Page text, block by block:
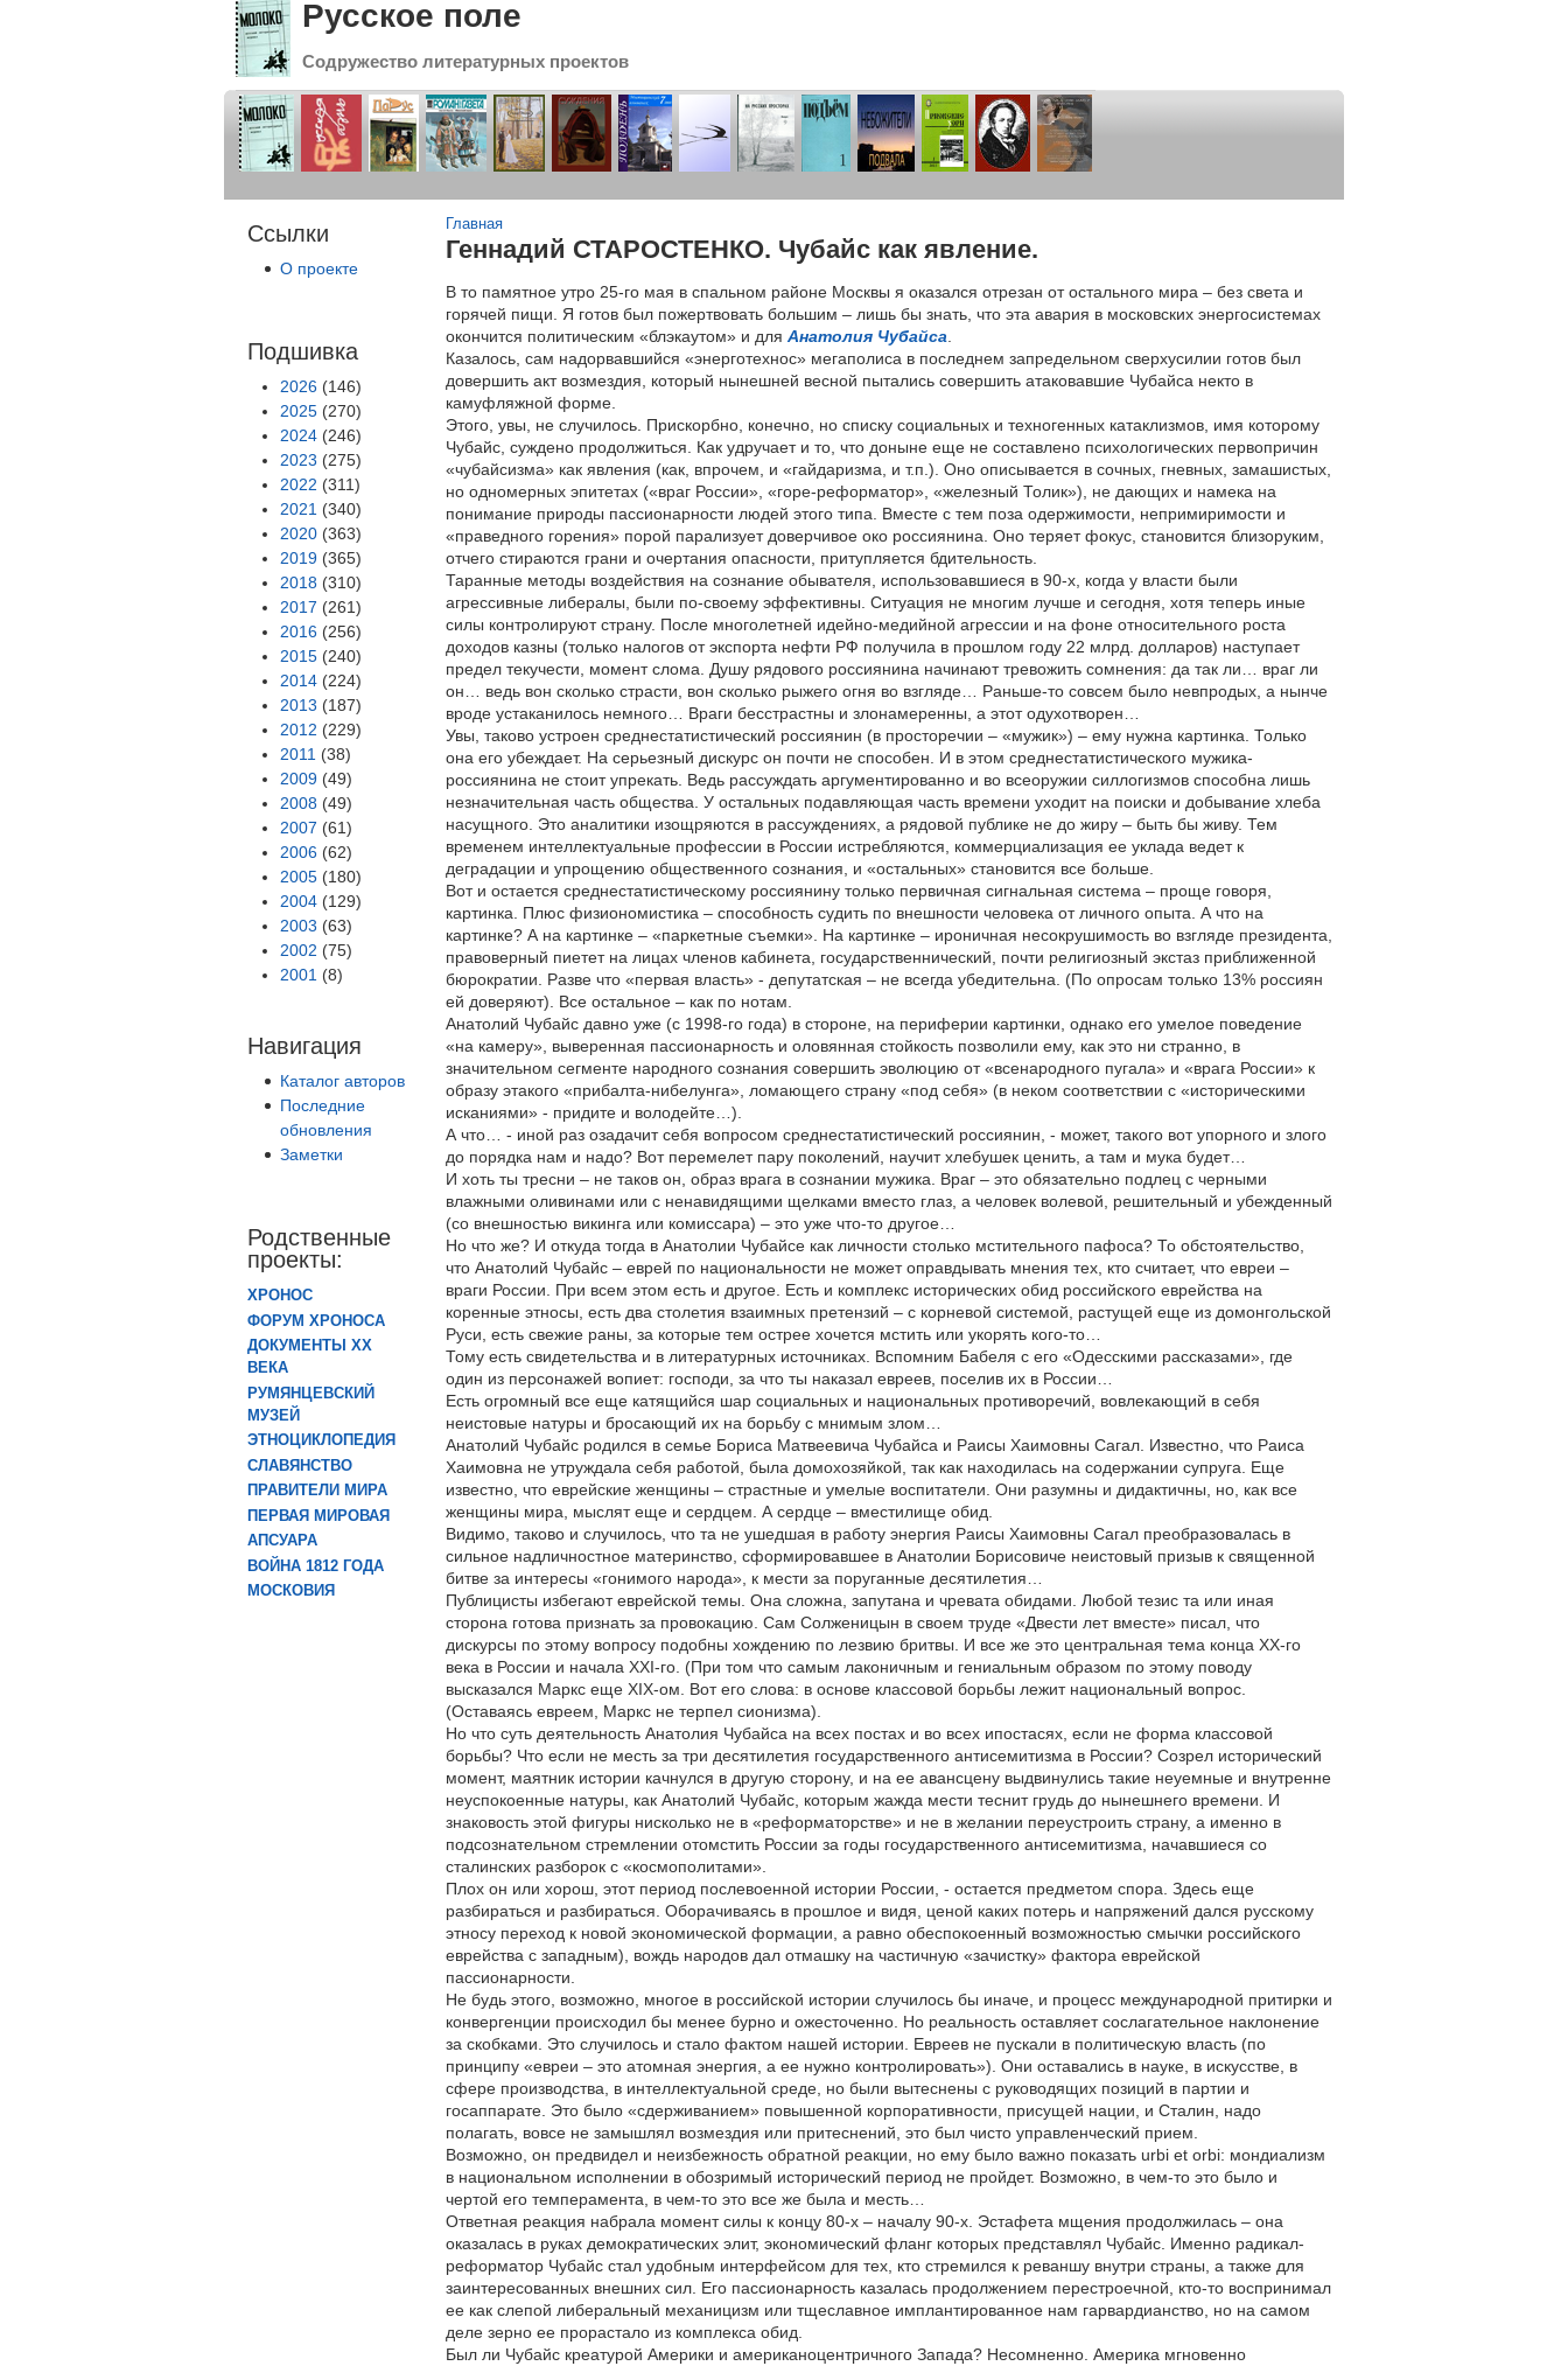
Русское поле
Содружество литературных проектов
Ссылки
О проекте
Подшивка
2026 (146)
2025 (270)
2024 (246)
2023 (275)
2022 (311)
2021 (340)
2020 (363)
2019 (365)
2018 (310)
2017 (261)
2016 (256)
2015 (240)
2014 (224)
2013 (187)
2012 (229)
2011 (38)
2009 (49)
2008 (49)
2007 (61)
2006 (62)
2005 (180)
2004 (129)
2003 (63)
2002 (75)
2001 (8)
Навигация
Каталог авторов
Последние
обновления
Заметки
Родственные
проекты:
ХРОНОС
ФОРУМ ХРОНОСА
ДОКУМЕНТЫ XX
ВЕКА
РУМЯНЦЕВСКИЙ
МУЗЕЙ
ЭТНОЦИКЛОПЕДИЯ
СЛАВЯНСТВО
ПРАВИТЕЛИ МИРА
ПЕРВАЯ МИРОВАЯ
АПСУАРА
ВОЙНА 1812 ГОДА
МОСКОВИЯ
Вы здесь
Главная
Геннадий СТАРОСТЕНКО. Чубайс как явление.
В то памятное утро 25-го мая в спальном районе Москвы я оказался отрезан от остального мира – без света и
горячей пищи. Я готов был пожертвовать большим – лишь бы знать, что эта авария в московских энергосистемах
окончится политическим «блэкаутом» и для Анатолия Чубайса.
Казалось, сам надорвавшийся «энерготехнос» мегаполиса в последнем запредельном сверхусилии готов был
довершить акт возмездия, который нынешней весной пытались совершить атаковавшие Чубайса некто в
камуфляжной форме.
Этого, увы, не случилось. Прискорбно, конечно, но списку социальных и техногенных катаклизмов, имя которому
Чубайс, суждено продолжиться. Как удручает и то, что доныне еще не составлено психологических первопричин
«чубайсизма» как явления (как, впрочем, и «гайдаризма, и т.п.). Оно описывается в сочных, гневных, замашистых,
но одномерных эпитетах («враг России», «горе-реформатор», «железный Толик»), не дающих и намека на
понимание природы пассионарности людей этого типа. Вместе с тем поза одержимости, непримиримости и
«праведного горения» порой парализует доверчивое око россиянина. Оно теряет фокус, становится близоруким,
отчего стираются грани и очертания опасности, притупляется бдительность.
Таранные методы воздействия на сознание обывателя, использовавшиеся в 90-х, когда у власти были
агрессивные либералы, были по-своему эффективны. Ситуация не многим лучше и сегодня, хотя теперь иные
силы контролируют страну. После многолетней идейно-медийной агрессии и на фоне относительного роста
доходов казны (только налогов от экспорта нефти РФ получила в прошлом году 22 млрд. долларов) наступает
предел текучести, момент слома. Душу рядового россиянина начинают тревожить сомнения: да так ли… враг ли
он… ведь вон сколько страсти, вон сколько рыжего огня во взгляде… Раньше-то совсем было невпродых, а нынче
вроде устаканилось немного… Враги бесстрастны и злонамеренны, а этот одухотворен…
Увы, таково устроен среднестатистический россиянин (в просторечии – «мужик») – ему нужна картинка. Только
она его убеждает. На серьезный дискурс он почти не способен. И в этом среднестатистического мужика-
россиянина не стоит упрекать. Ведь рассуждать аргументированно и во всеоружии силлогизмов способна лишь
незначительная часть общества. У остальных подавляющая часть времени уходит на поиски и добывание хлеба
насущного. Это аналитики изощряются в рассуждениях, а рядовой публике не до жиру – быть бы живу. Тем
временем интеллектуальные профессии в России истребляются, коммерциализация ее уклада ведет к
деградации и упрощению общественного сознания, и «остальных» становится все больше.
Вот и остается среднестатистическому россиянину только первичная сигнальная система – проще говоря,
картинка. Плюс физиономистика – способность судить по внешности человека от личного опыта. А что на
картинке? А на картинке – «паркетные съемки». На картинке – ироничная несокрушимость во взгляде президента,
правоверный пиетет на лицах членов кабинета, государственнический, почти религиозный экстаз приближенной
бюрократии. Разве что «первая власть» - депутатская – не всегда убедительна. (По опросам только 13% россиян
ей доверяют). Все остальное – как по нотам.
Анатолий Чубайс давно уже (с 1998-го года) в стороне, на периферии картинки, однако его умелое поведение
«на камеру», выверенная пассионарность и оловянная стойкость позволили ему, как это ни странно, в
значительном сегменте народного сознания совершить эволюцию от «всенародного пугала» и «врага России» к
образу этакого «прибалта-нибелунга», ломающего страну «под себя» (в неком соответствии с «историческими
исканиями» - придите и володейте…).
А что… - иной раз озадачит себя вопросом среднестатистический россиянин, - может, такого вот упорного и злого
до порядка нам и надо? Вот перемелет пару поколений, научит хлебушек ценить, а там и мука будет…
И хоть ты тресни – не таков он, образ врага в сознании мужика. Враг – это обязательно подлец с черными
влажными оливинами или с ненавидящими щелками вместо глаз, а человек волевой, решительный и убежденный
(со внешностью викинга или комиссара) – это уже что-то другое…
Но что же? И откуда тогда в Анатолии Чубайсе как личности столько мстительного пафоса? То обстоятельство,
что Анатолий Чубайс – еврей по национальности не может оправдывать мнения тех, кто считает, что евреи –
враги России. При всем этом есть и другое. Есть и комплекс исторических обид российского еврейства на
коренные этносы, есть два столетия взаимных претензий – с корневой системой, растущей еще из домонгольской
Руси, есть свежие раны, за которые тем острее хочется мстить или укорять кого-то…
Тому есть свидетельства и в литературных источниках. Вспомним Бабеля с его «Одесскими рассказами», где
один из персонажей вопиет: господи, за что ты наказал евреев, поселив их в России…
Есть огромный все еще катящийся шар социальных и национальных противоречий, вовлекающий в себя
неистовые натуры и бросающий их на борьбу с мнимым злом…
Анатолий Чубайс родился в семье Бориса Матвеевича Чубайса и Раисы Хаимовны Сагал. Известно, что Раиса
Хаимовна не утруждала себя работой, была домохозяйкой, так как находилась на содержании супруга. Еще
известно, что еврейские женщины – страстные и умелые воспитатели. Они разумны и дидактичны, но, как все
женщины мира, мыслят еще и сердцем. А сердце – вместилище обид.
Видимо, таково и случилось, что та не ушедшая в работу энергия Раисы Хаимовны Сагал преобразовалась в
сильное надличностное материнство, сформировавшее в Анатолии Борисовиче неистовый призыв к священной
битве за интересы «гонимого народа», к мести за поруганные десятилетия…
Публицисты избегают еврейской темы. Она сложна, запутана и чревата обидами. Любой тезис та или иная
сторона готова признать за провокацию. Сам Солженицын в своем труде «Двести лет вместе» писал, что
дискурсы по этому вопросу подобны хождению по лезвию бритвы. И все же это центральная тема конца ХХ-го
века в России и начала ХХI-го. (При том что самым лаконичным и гениальным образом по этому поводу
высказался Маркс еще ХIХ-ом. Вот его слова: в основе классовой борьбы лежит национальный вопрос.
(Оставаясь евреем, Маркс не терпел сионизма).
Но что суть деятельность Анатолия Чубайса на всех постах и во всех ипостасях, если не форма классовой
борьбы? Что если не месть за три десятилетия государственного антисемитизма в России? Созрел исторический
момент, маятник истории качнулся в другую сторону, и на ее авансцену выдвинулись такие неуемные и внутренне
неуспокоенные натуры, как Анатолий Чубайс, которым жажда мести теснит грудь до нынешнего времени. И
знаковость этой фигуры нисколько не в «реформаторстве» и не в желании переустроить страну, а именно в
подсознательном стремлении отомстить России за годы государственного антисемитизма, начавшиеся со
сталинских разборок с «космополитами».
Плох он или хорош, этот период послевоенной истории России, - остается предметом спора. Здесь еще
разбираться и разбираться. Оборачиваясь в прошлое и видя, ценой каких потерь и напряжений дался русскому
этносу переход к новой экономической формации, а равно обеспокоенный возможностью смычки российского
еврейства с западным), вождь народов дал отмашку на частичную «зачистку» фактора еврейской
пассионарности.
Не будь этого, возможно, многое в российской истории случилось бы иначе, и процесс международной притирки и
конвергенции происходил бы менее бурно и ожесточенно. Но реальность оставляет сослагательное наклонение
за скобками. Это случилось и стало фактом нашей истории. Евреев не пускали в политическую власть (по
принципу «евреи – это атомная энергия, а ее нужно контролировать»). Они оставались в науке, в искусстве, в
сфере производства, в интеллектуальной среде, но были вытеснены с руководящих позиций в партии и
госаппарате. Это было «сдерживанием» повышенной корпоративности, присущей нации, и Сталин, надо
полагать, вовсе не замышлял возмездия или притеснений, это был чисто управленческий прием.
Возможно, он предвидел и неизбежность обратной реакции, но ему было важно показать urbi et orbi: мондиализм
в национальном исполнении в обозримый исторический период не пройдет. Возможно, в чем-то это было и
чертой его темперамента, в чем-то это все же была и месть…
Ответная реакция набрала момент силы к концу 80-х – началу 90-х. Эстафета мщения продолжилась – она
оказалась в руках демократических элит, экономический фланг которых представлял Чубайс. Именно радикал-
реформатор Чубайс стал удобным интерфейсом для тех, кто стремился к реваншу внутри страны, а также для
заинтересованных внешних сил. Его пассионарность казалась продолжением перестроечной, кто-то воспринимал
ее как слепой либеральный механицизм или тщеславное имплантированное нам гарвардианство, но на самом
деле зерно ее прорастало из комплекса обид.
Был ли Чубайс креатурой Америки и американоцентричного Запада? Несомненно. Америка мгновенно